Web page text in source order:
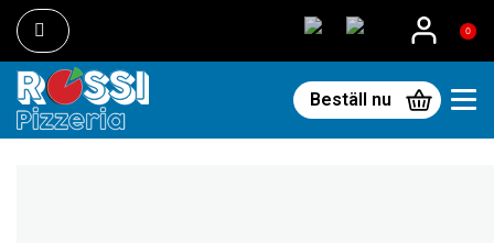
0
Beställ nu